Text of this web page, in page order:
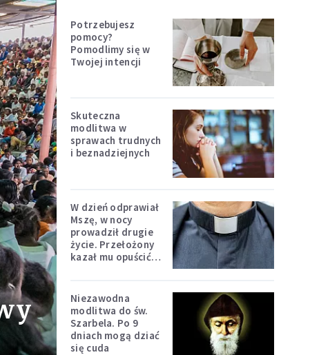
Potrzebujesz
pomocy?
Pomodlimy się w
Twojej intencji
Skuteczna
modlitwa w
sprawach trudnych
i beznadziejnych
W dzień odprawiał
Mszę, w nocy
prowadził drugie
życie. Przełożony
kazał mu opuścić
Niezawodna
modlitwa do św.
Szarbela. Po 9
dniach mogą dziać
się cuda